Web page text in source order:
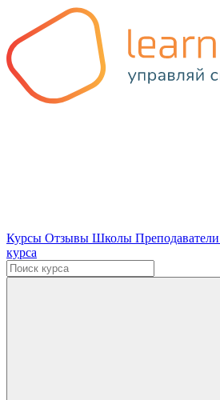
Курсы Отзывы Школы Преподаватели
курса